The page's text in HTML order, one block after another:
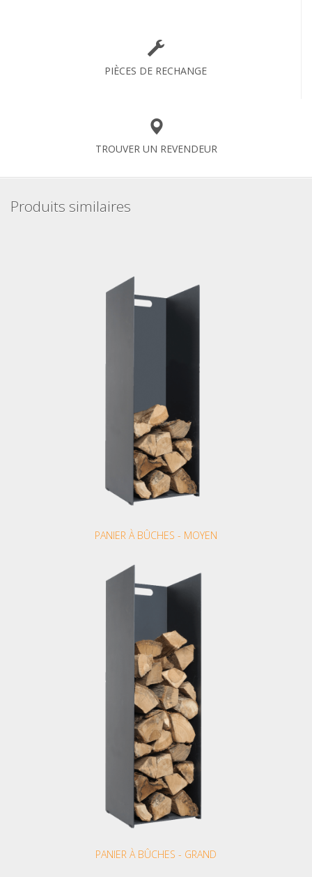
PIÈCES DE RECHANGE
TROUVER UN REVENDEUR
Produits similaires
PANIER À BÛCHES - MOYEN
PANIER À BÛCHES - GRAND